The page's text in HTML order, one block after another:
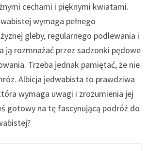
cechami i pięknymi kwiatami.
wymaga pełnego
gleby, regularnego podlewania i
ją rozmnażać przez sadzonki pędowe
Trzeba jednak pamiętać, że nie
Albicja jedwabista to prawdziwa
wymaga uwagi i zrozumienia jej
gotowy na tę fascynującą podróż do